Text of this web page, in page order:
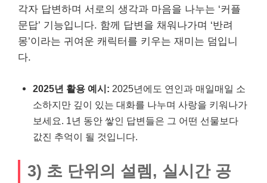
각자 답변하며 서로의 생각과 마음을 나누는 ‘커플
문답’ 기능입니다. 함께 답변을 채워나가며 ‘반려
몽’이라는 귀여운 캐릭터를 키우는 재미는 덤입니
다.
2025년 활용 예시: 2025년에도 연인과 매일매일 소
소하지만 깊이 있는 대화를 나누며 사랑을 키워나가
보세요. 1년 동안 쌓인 답변들은 그 어떤 선물보다
값진 추억이 될 것입니다.
3) 초 단위의 설렘, 실시간 공